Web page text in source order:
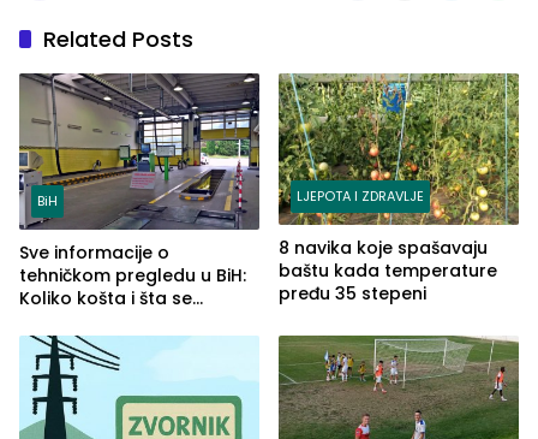
Related Posts
BiH
Sve informacije o
tehničkom pregledu u BiH:
Koliko košta i šta se
LJEPOTA I ZDRAVLJE
8 navika koje spašavaju
baštu kada temperature
pređu 35 stepeni